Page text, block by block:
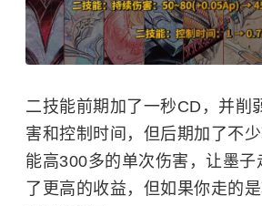
二技能前期加了一秒CD，并削
害和控制时间，但后期加了不
能高300多的单次伤害，让墨子
了更高的收益，但如果你走的